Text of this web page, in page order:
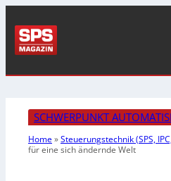
SCHWERPUNKT
Home»Steuerungstechnik (SPS,
für eine sich ändernde Welt